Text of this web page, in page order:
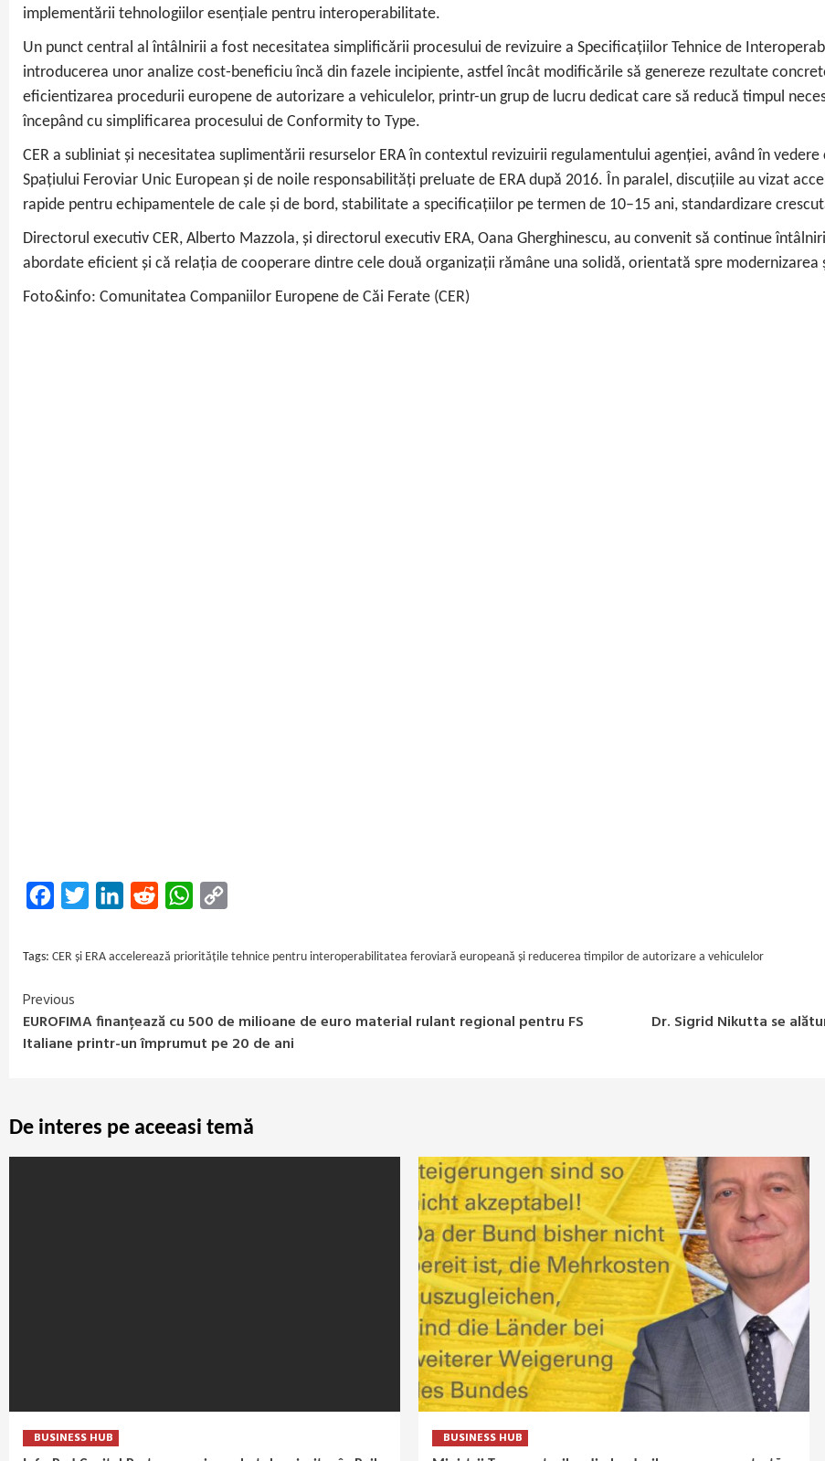
implementării tehnologiilor esențiale pentru interoperabilitate.
Un punct central al întâlnirii a fost necesitatea simplificării procesului de revizuire a Specificațiilor Tehnice de
introducerea unor analize cost‑beneficiu încă din fazele incipiente, astfel încât modificările să genereze rezultate
eficientizarea procedurii europene de autorizare a vehiculelor, printr-un grup de lucru dedicat care să reducă timpul
începând cu simplificarea procesului de Conformity to Type.
CER a subliniat și necesitatea suplimentării resurselor ERA în contextul revizuirii regulamentului agenției, având în
Spațiului Feroviar Unic European și de noile responsabilități preluate de ERA după 2016. În paralel, discuțiile au vizat
rapide pentru echipamentele de cale și de bord, stabilitate a specificațiilor pe termen de 10–15 ani, standardizare
Directorul executiv CER, Alberto Mazzola, și directorul executiv ERA, Oana Gherghinescu, au convenit să continue
abordate eficient și că relația de cooperare dintre cele două organizații rămâne una solidă, orientată spre
Foto&info: Comunitatea Companiilor Europene de Căi Ferate (CER)
FacebookTwitter LinkedInReddit WhatsApp
Tags: CER și ERA accelerează prioritățile tehnice pentru interoperabilitatea feroviară europeană și reducerea timpilor de autorizare a vehiculelor
Continue
Reading
Previous
EUROFIMA finanțează cu 500 de milioane de euro material rulant regional pentru FS
Italiane printr-un împrumut pe 20 de ani
Dr. Sigrid Nikutta se
De interes pe aceeasi temă
BUSINESS HUB BUSINESS HUB